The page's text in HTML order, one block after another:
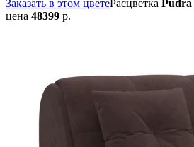
Заказать в этом цветеРасцветка Pudra
цена 48399 р.